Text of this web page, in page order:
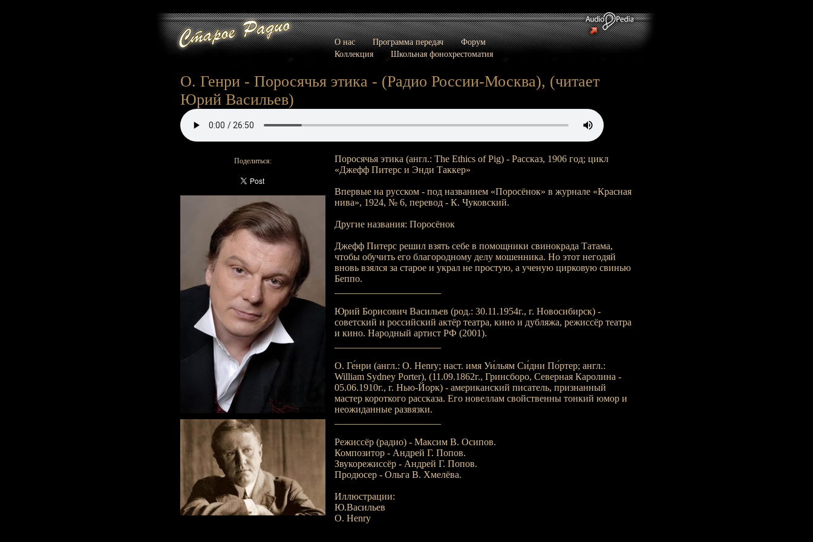
О нас Программа передач
Форум
Коллекция
Школьная фонохрестоматия
О. Генри - Поросячья этика - (Радио России-Москва), (читает
Юрий Васильев)
Поделиться:
Поросячья этика (англ.: The Ethics of Pig) - Рассказ, 1906 год; цикл
«Джефф Питерс и Энди Таккер»
Впервые на русском - под названием «Поросёнок» в журнале «Красная
нива», 1924, № 6, перевод - К. Чуковский.
Другие названия: Поросёнок
Джефф Питерс решил взять себе в помощники свинокрада Татама,
чтобы обучить его благородному делу мошенника. Но этот негодяй
вновь взялся за старое и украл не простую, а ученую цирковую свинью
Беппо.
Юрий Борисович Васильев (род.: 30.11.1954г., г. Новосибирск) -
советский и российский актёр театра, кино и дубляжа, режиссёр театра
и кино. Народный артист РФ (2001).
О. Ге́нри (англ.: O. Henry; наст. имя Уи́льям Си́дни По́ртер; англ.:
William Sydney Porter), (11.09.1862г., Гринсборо, Северная Каролина -
05.06.1910г., г. Нью-Йорк) - американский писатель, признанный
мастер короткого рассказа. Его новеллам свойственны тонкий юмор и
неожиданные развязки.
Режиссёр (радио) - Максим В. Осипов.
Композитор - Андрей Г. Попов.
Звукорежиссёр - Андрей Г. Попов.
Продюсер - Ольга В. Хмелёва.
Иллюстрации:
Ю.Васильев
O. Henry